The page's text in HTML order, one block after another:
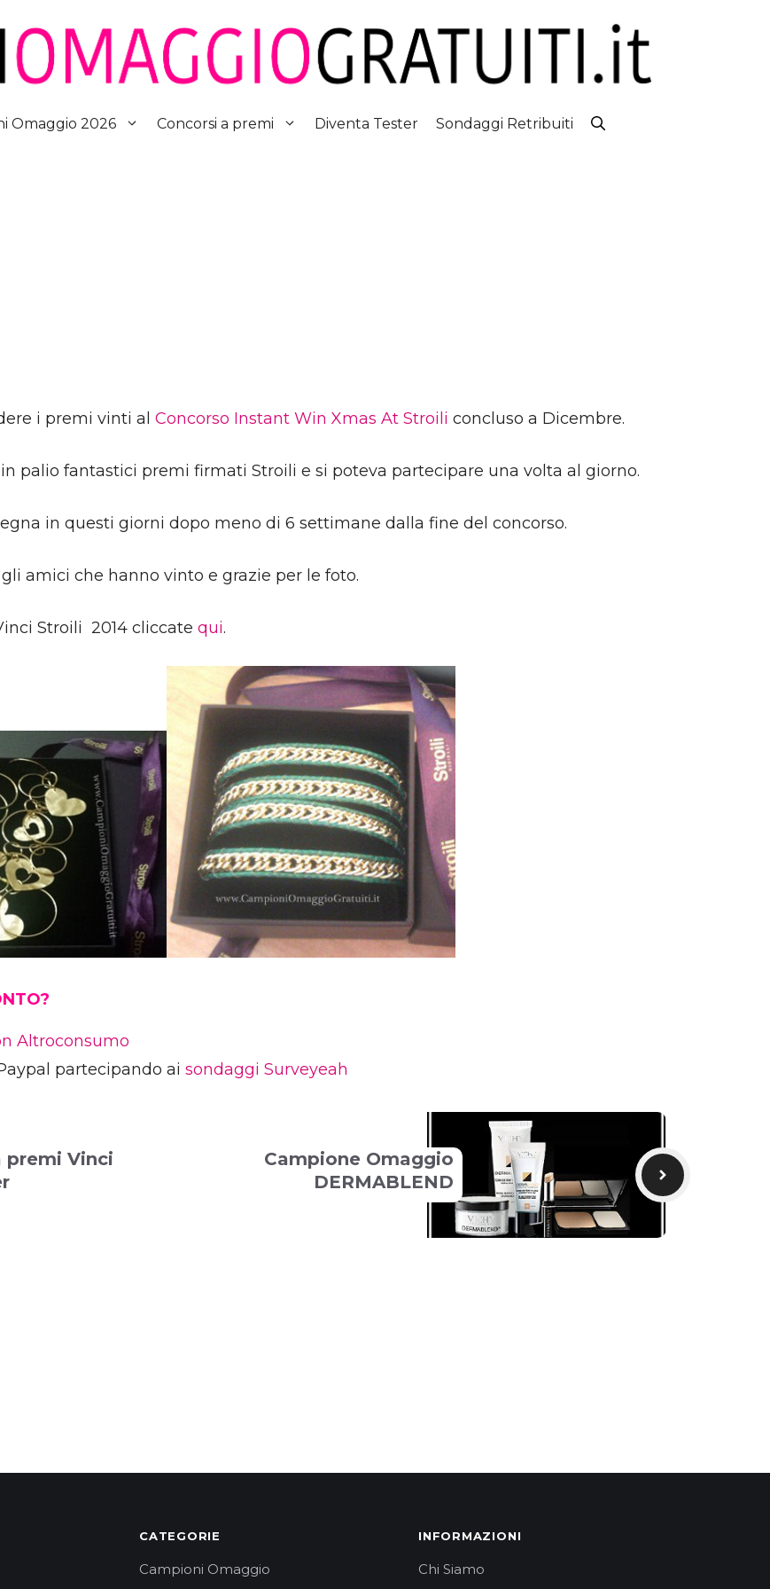
Omaggio 2026 Concorsi a premi Diventa Tester Sondaggi Retribuiti
i premi vinti al Concorso Instant Win Xmas At Stroili concluso a Dicembre.
palio fantastici premi firmati Stroili e si poteva partecipare una volta al giorno.
in questi giorni dopo meno di 6 settimane dalla fine del concorso.
amici che hanno vinto e grazie per le foto.
Stroili 2014 cliccate qui.
Altroconsumo
partecipando ai sondaggi Surveyeah
premi Vinci
Campione Omaggio
DERMABLEND
CATEGORIE
Campioni Omaggio
INFORMAZIONI
Chi Siamo